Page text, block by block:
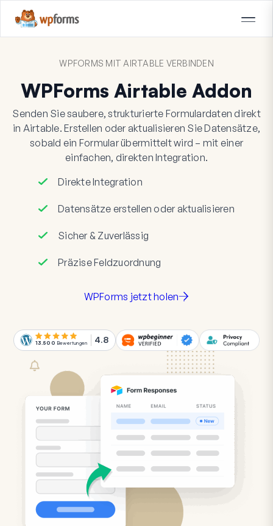
WPFORMS MIT AIRTABLE VERBINDEN
WPForms Airtable Addon
Senden Sie saubere, strukturierte Formulardaten direkt
in Airtable. Erstellen oder aktualisieren Sie Datensätze,
sobald ein Formular übermittelt wird – mit einer
einfachen, direkten Integration.
Direkte Integration
Datensätze erstellen oder aktualisieren
Sicher & Zuverlässig
Präzise Feldzuordnung
WPForms jetzt holen
13.500 Bewertungen 4.8